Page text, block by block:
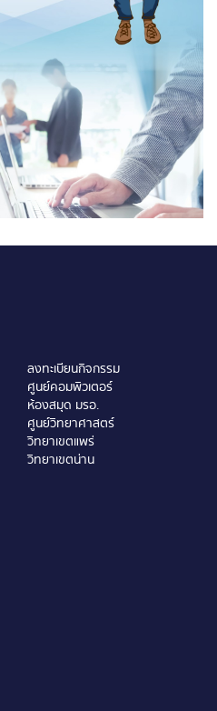
ลงทะเบียนกิจกรรม
ศูนย์คอมพิวเตอร์
ห้องสมุด มรอ.
ศูนย์วิทยาศาสตร์
วิทยาเขตแพร่
วิทยาเขตน่าน